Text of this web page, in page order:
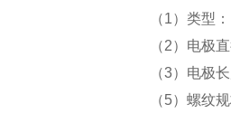
（1）类型
（2）电极
（3）电极
（5）螺纹